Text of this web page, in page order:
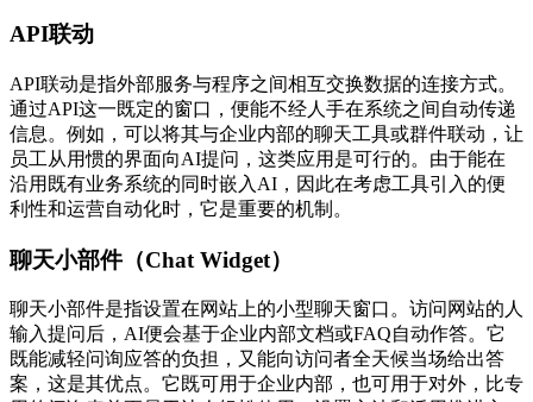
API联动
API联动是指外部服务与程序之间相互交换数据的连接方式。
通过API这一既定的窗口，便能不经人手在系统之间自动传递
信息。例如，可以将其与企业内部的聊天工具或群件联动，让
员工从用惯的界面向AI提问，这类应用是可行的。由于能在
沿用既有业务系统的同时嵌入AI，因此在考虑工具引入的便
利性和运营自动化时，它是重要的机制。
聊天小部件（Chat Widget）
聊天小部件是指设置在网站上的小型聊天窗口。访问网站的人
输入提问后，AI便会基于企业内部文档或FAQ自动作答。它
既能减轻问询应答的负担，又能向访问者全天候当场给出答
案，这是其优点。它既可用于企业内部，也可用于对外，比专